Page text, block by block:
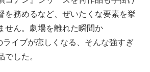
を務めるなど、ぜいたくな要素を挙
せん。劇場を離れた瞬間か
ライブが恋しくなる、そんな強すぎ
でした。